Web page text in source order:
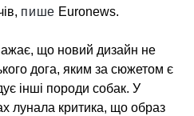
пише Euronews.
що новий дизайн не
дога, яким за сюжетом є
інші породи собак. У
лунала критика, що образ